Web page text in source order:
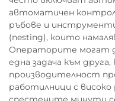
автоматичен контрол
ръбове и
(nesting), които
Операторите могат
една задача към
производителност
работилници с високо